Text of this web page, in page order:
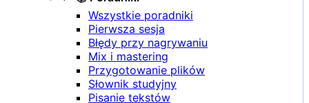
Wszystkie poradniki
Pierwsza sesja
Błędy przy nagrywaniu
Mix i mastering
Przygotowanie plików
Słownik studyjny
Pisanie tekstów